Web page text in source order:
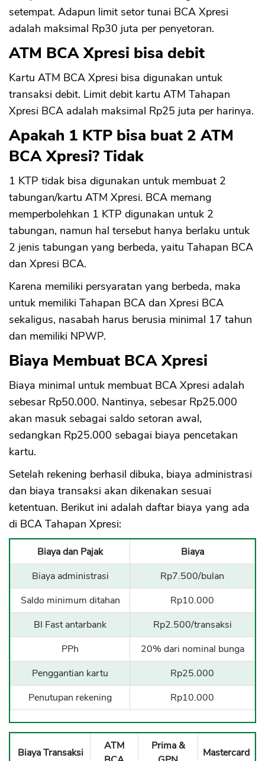
setempat. Adapun limit setor tunai BCA Xpresi
adalah maksimal Rp30 juta per penyetoran.
ATM BCA Xpresi bisa debit
Kartu ATM BCA Xpresi bisa digunakan untuk
transaksi debit. Limit debit kartu ATM Tahapan
Xpresi BCA adalah maksimal Rp25 juta per harinya.
Apakah 1 KTP bisa buat 2 ATM
BCA Xpresi? Tidak
1 KTP tidak bisa digunakan untuk membuat 2
tabungan/kartu ATM Xpresi. BCA memang
memperbolehkan 1 KTP digunakan untuk 2
tabungan, namun hal tersebut hanya berlaku untuk
2 jenis tabungan yang berbeda, yaitu Tahapan BCA
dan Xpresi BCA.
Karena memiliki persyaratan yang berbeda, maka
untuk memiliki Tahapan BCA dan Xpresi BCA
sekaligus, nasabah harus berusia minimal 17 tahun
dan memiliki NPWP.
Biaya Membuat BCA Xpresi
Biaya minimal untuk membuat BCA Xpresi adalah
sebesar Rp50.000. Nantinya, sebesar Rp25.000
akan masuk sebagai saldo setoran awal,
sedangkan Rp25.000 sebagai biaya pencetakan
kartu.
Setelah rekening berhasil dibuka, biaya administrasi
dan biaya transaksi akan dikenakan sesuai
ketentuan. Berikut ini adalah daftar biaya yang ada
di BCA Tahapan Xpresi:
Biaya dan Pajak
Biaya
Biaya administrasi
Rp7.500/bulan
Saldo minimum ditahan
Rp10.000
BI Fast antarbank
Rp2.500/transaksi
PPh
20% dari nominal bunga
Penggantian kartu
Rp25.000
Penutupan rekening
Rp10.000
Biaya Transaksi
ATM
Prima &
Mastercard